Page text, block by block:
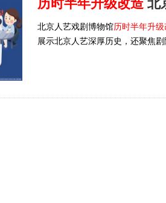
历时半年升级改造北
北京人艺戏剧博物馆历时半年升级
展示北京人艺深厚历史，还聚焦